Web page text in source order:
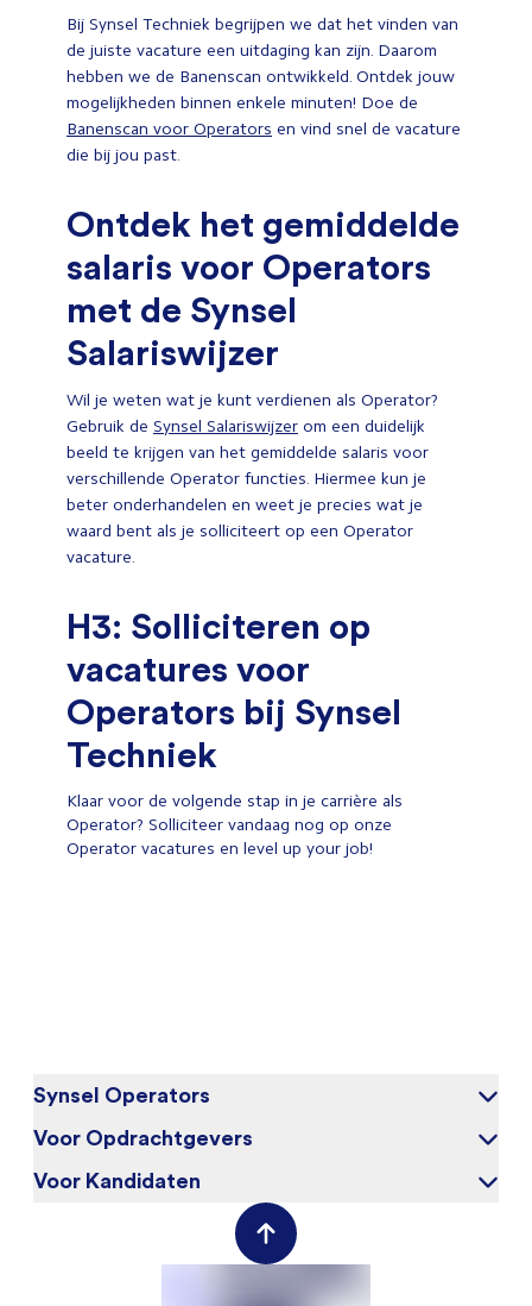
Bij Synsel Techniek begrijpen we dat het vinden van
de juiste vacature een uitdaging kan zijn. Daarom
hebben we de Banenscan ontwikkeld. Ontdek jouw
mogelijkheden binnen enkele minuten! Doe de
Banenscan voor Operators en vind snel de vacature
die bij jou past.
Ontdek het gemiddelde
salaris voor Operators
met de Synsel
Salariswijzer
Wil je weten wat je kunt verdienen als Operator?
Gebruik de Synsel Salariswijzer om een duidelijk
beeld te krijgen van het gemiddelde salaris voor
verschillende Operator functies. Hiermee kun je
beter onderhandelen en weet je precies wat je
waard bent als je solliciteert op een Operator
vacature.
H3: Solliciteren op
vacatures voor
Operators bij Synsel
Techniek
Klaar voor de volgende stap in je carrière als
Operator? Solliciteer vandaag nog op onze
Operator vacatures en level up your job!
Synsel Operators
Over ons
Blog
Voor Opdrachtgevers
Waarom Synsel
Voor Kandidaten